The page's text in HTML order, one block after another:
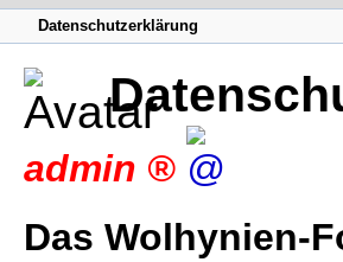
Datenschutzerklärung
admin
Das Wolhynien-